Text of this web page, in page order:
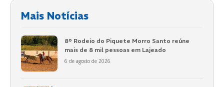
Mais Notícias
8º Rodeio do Piquete Morro Santo reúne
mais de 8 mil pessoas em Lajeado
6 de agosto de 2026